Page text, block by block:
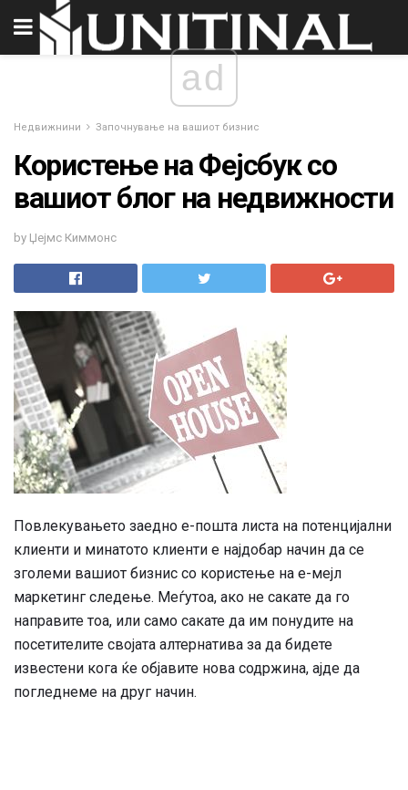
ad
Недвижнини Започнување на вашиот бизнис
Користење на Фејсбук со
вашиот блог на недвижности
by Џејмс Киммонс
Повлекувањето заедно е-пошта листа на потенцијални
клиенти и минатото клиенти е најдобар начин да се
зголеми вашиот бизнис со користење на е-мејл
маркетинг следење. Меѓутоа, ако не сакате да го
направите тоа, или само сакате да им понудите на
посетителите својата алтернатива за да бидете
известени кога ќе објавите нова содржина, ајде да
погледнеме на друг начин.